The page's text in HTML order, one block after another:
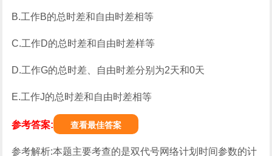
B.工作B的总时差和自由时差相等
C.工作D的总时差和自由时差样等
D.工作G的总时差、自由时差分别为2天和0天
E.工作J的总时差和自由时差相等
参考答案: 查看最佳答案
参考解析:本题主要考查的是双代号网络计划时间参数的计